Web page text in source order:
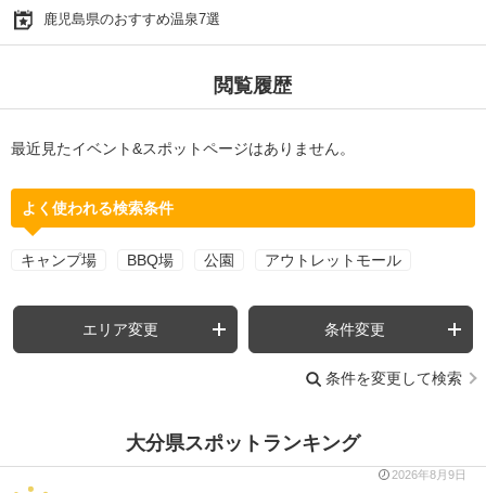
鹿児島県のおすすめ温泉7選
閲覧履歴
最近見たイベント&スポットページはありません。
よく使われる検索条件
キャンプ場 BBQ場 公園 アウトレットモール
エリア変更 条件変更
条件を変更して検索
大分県スポットランキング
2026年8月9日